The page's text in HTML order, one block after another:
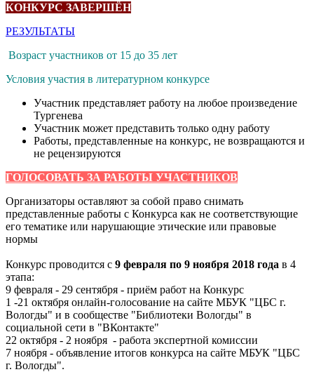
КОНКУРС ЗАВЕРШЁН
РЕЗУЛЬТАТЫ
Возраст участников от 15 до 35 лет
Условия участия в литературном конкурсе
Участник представляет работу на любое произведение
Тургенева
Участник может представить только одну работу
Работы, представленные на конкурс, не возвращаются и
не рецензируются
ГОЛОСОВАТЬ ЗА РАБОТЫ УЧАСТНИКОВ
Организаторы оставляют за собой право снимать
представленные работы с Конкурса как не соответствующие
его тематике или нарушающие этические или правовые
нормы
Конкурс проводится с 9 февраля по 9 ноября 2018 года в 4
этапа:
9 февраля - 29 сентября - приём работ на Конкурс
1 -21 октября онлайн-голосование на сайте МБУК "ЦБС г.
Вологды" и в сообществе "Библиотеки Вологды" в
социальной сети в "ВКонтакте"
22 октября - 2 ноября - работа экспертной комиссии
7 ноября - объявление итогов конкурса на сайте МБУК "ЦБС
г. Вологды".